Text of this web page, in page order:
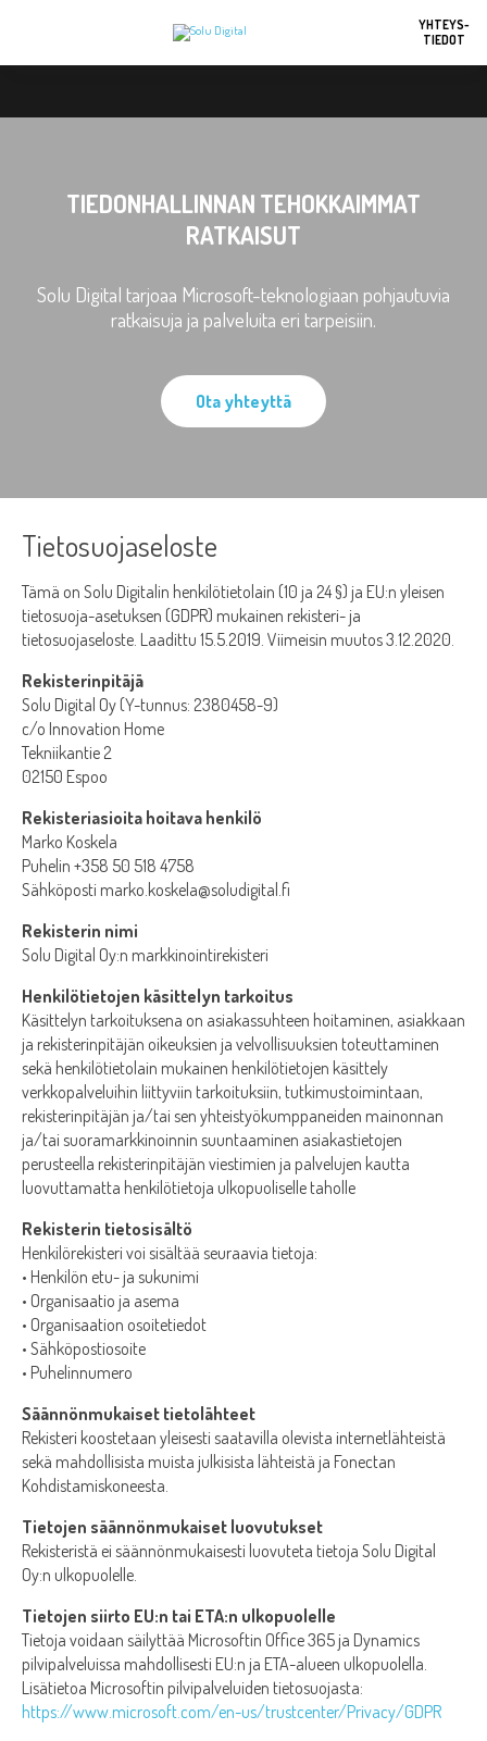
YHTEYS-
TIEDOT
TIEDONHALLINNAN TEHOKKAIMMAT
RATKAISUT
Solu Digital tarjoaa Microsoft-teknologiaan pohjautuvia
ratkaisuja ja palveluita eri tarpeisiin.
Ota yhteyttä
Tietosuojaseloste
Tämä on Solu Digitalin henkilötietolain (10 ja 24 §) ja EU:n yleisen
tietosuoja-asetuksen (GDPR) mukainen rekisteri- ja
tietosuojaseloste. Laadittu 15.5.2019. Viimeisin muutos 3.12.2020.
Rekisterinpitäjä
Solu Digital Oy (Y-tunnus: 2380458-9)
c/o Innovation Home
Tekniikantie 2
02150 Espoo
Rekisteriasioita hoitava henkilö
Marko Koskela
Puhelin +358 50 518 4758
Sähköposti marko.koskela@soludigital.fi
Rekisterin nimi
Solu Digital Oy:n markkinointirekisteri
Henkilötietojen käsittelyn tarkoitus
Käsittelyn tarkoituksena on asiakassuhteen hoitaminen, asiakkaan
ja rekisterinpitäjän oikeuksien ja velvollisuuksien toteuttaminen
sekä henkilötietolain mukainen henkilötietojen käsittely
verkkopalveluihin liittyviin tarkoituksiin, tutkimustoimintaan,
rekisterinpitäjän ja/tai sen yhteistyökumppaneiden mainonnan
ja/tai suoramarkkinoinnin suuntaaminen asiakastietojen
perusteella rekisterinpitäjän viestimien ja palvelujen kautta
luovuttamatta henkilötietoja ulkopuoliselle taholle
Rekisterin tietosisältö
Henkilörekisteri voi sisältää seuraavia tietoja:
• Henkilön etu- ja sukunimi
• Organisaatio ja asema
• Organisaation osoitetiedot
• Sähköpostiosoite
• Puhelinnumero
Säännönmukaiset tietolähteet
Rekisteri koostetaan yleisesti saatavilla olevista internetlähteistä
sekä mahdollisista muista julkisista lähteistä ja Fonectan
Kohdistamiskoneesta.
Tietojen säännönmukaiset luovutukset
Rekisteristä ei säännönmukaisesti luovuteta tietoja Solu Digital
Oy:n ulkopuolelle.
Tietojen siirto EU:n tai ETA:n ulkopuolelle
Tietoja voidaan säilyttää Microsoftin Office 365 ja Dynamics
pilvipalveluissa mahdollisesti EU:n ja ETA-alueen ulkopuolella.
Lisätietoa Microsoftin pilvipalveluiden tietosuojasta:
https://www.microsoft.com/en-us/trustcenter/Privacy/GDPR